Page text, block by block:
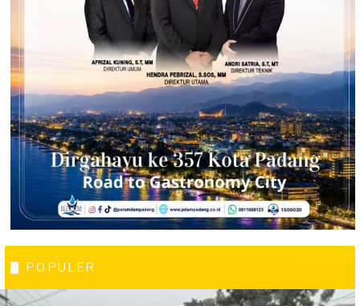
POPULER